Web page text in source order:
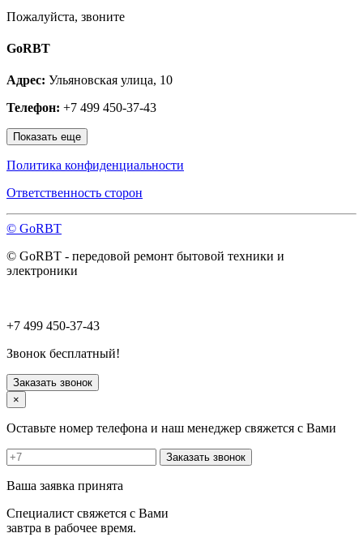
Люберцы
Малаховка
Можайск
Москва и МО
Наро-Фоминск
Ногинск
Одинцово
Ожерелье
Орехово-Зуево
Пересвет
Подольск
Протвино
Пущино
Раменское
Руза
Сергиев Посад
Серпухов
Солнечногорск
Старая Купавна
Ступино
Фрязино
Химки
Хотьково
Чехов
Шатура
Щелково
Щербинка
Пожалуйста, звоните
GoRBT
Адрес: Ульяновская улица, 10
Телефон: +7 499 450-37-43
Показать еще
Политика конфиденциальности
Ответственность сторон
© GoRBT
© GoRBT - передовой ремонт бытовой техники и
электроники
+7 499 450-37-43
Звонок бесплатный!
Заказать звонок
×
Оставьте номер телефона и наш менеджер свяжется с Вами
Заказать звонок
Ваша заявка принята
Специалист свяжется с Вами
завтра в рабочее время.